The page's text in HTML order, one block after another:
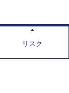
リスク